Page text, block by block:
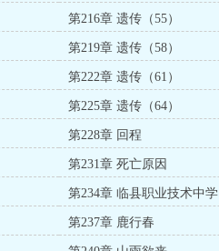
第216章 遗传（55）
第219章 遗传（58）
第222章 遗传（61）
第225章 遗传（64）
第228章 回程
第231章 死亡原因
第234章 临县职业技术中学
第237章 鹿行春